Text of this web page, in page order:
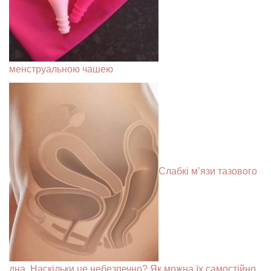
менструальною чашею
Слабкі м’язи тазового
дна. Наскільки це небезпечно? Як можна їх самостійно